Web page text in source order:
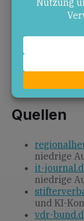
Eine
digitale
Parallel sollten
Lehrkräften in
ausgebaut
Quellen
niedrige
it-
niedrige
und KI-
vdr-